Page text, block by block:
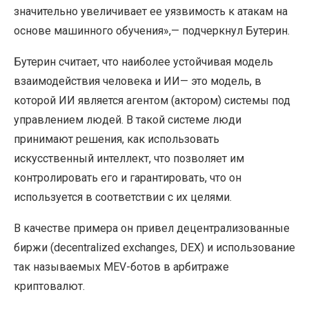
значительно увеличивает ее уязвимость к атакам на
основе машинного обучения»,— подчеркнул Бутерин.
Бутерин считает, что наиболее устойчивая модель
взаимодействия человека и ИИ— это модель, в
которой ИИ является агентом (актором) системы под
управлением людей. В такой системе люди
принимают решения, как использовать
искусственный интеллект, что позволяет им
контролировать его и гарантировать, что он
используется в соответствии с их целями.
В качестве примера он привел децентрализованные
биржи (decentralized exchanges, DEX) и использование
так называемых MEV-ботов в арбитраже
криптовалют.